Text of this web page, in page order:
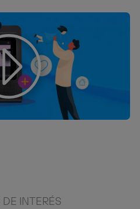
INTERÉS